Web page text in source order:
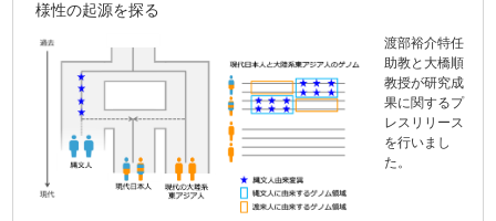
様性の起源を探る
渡部裕介特任
助教と大橋順
教授が研究成
果に関するプ
レスリリース
を行いまし
た。